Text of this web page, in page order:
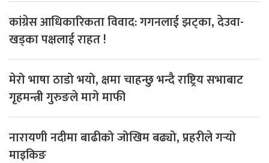
कांग्रेस आधिकारिकता विवाद: गगनलाई झट्का, देउवा-
खड्का पक्षलाई राहत !
मेरो भाषा ठाडो भयो, क्षमा चाहन्छु भन्दै राष्ट्रिय सभाबाट
गृहमन्त्री गुरुङले मागे माफी
नारायणी नदीमा बाढीको जोखिम बढ्यो, प्रहरीले गर्‍यो
माइकिङ